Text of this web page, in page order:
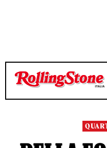
TEMPO DI LETTURA 48
TEMPO DI LETTURA 48